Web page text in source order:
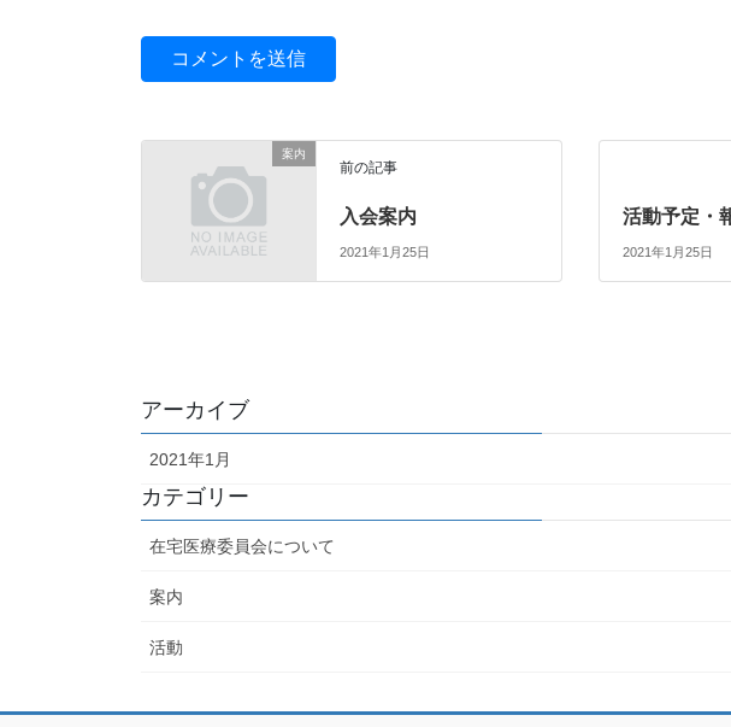
案内
前の記事
入会案内
2021年1月25日
活動予定・
2021年1月25日
アーカイブ
2021年1月
カテゴリー
在宅医療委員会について
案内
活動